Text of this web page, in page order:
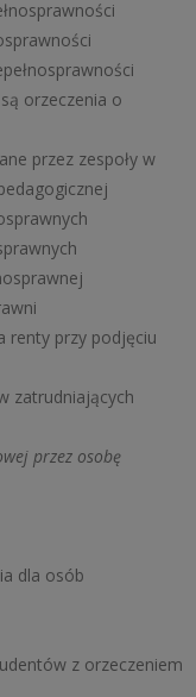
orzeczenia o
przez zespoły w
renty przy podjęciu
zatrudniających
przez osobę
dla osób
z orzeczeniem